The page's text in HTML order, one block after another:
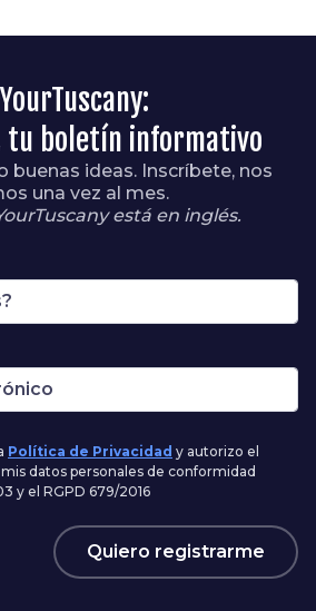
tu boletín informativo
buenas ideas. Inscríbete, nos
una vez al mes.
está en inglés.
Política de Privacidad y autorizo el
datos personales de conformidad
y el RGPD 679/2016
Quiero registrarme